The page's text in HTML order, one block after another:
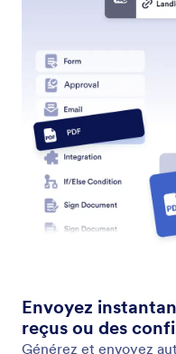
Envoyer un
Assignez
bonnes personnes
Envoyer un
vous pouvez
formulaire à
processus.